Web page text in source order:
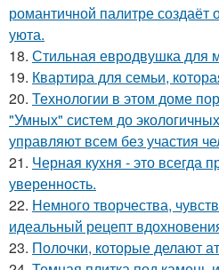
романтичной палитре создаёт
уюта.
18. Стильная евродвушка для
19. Квартира для семьи,
20. Технологии в этом доме
"Умных" систем до
управляют всем без участия
21. Черная кухня - это всегда
уверенность.
22. Немного творчества,
идеальный рецепт
23. Полочки, которые делают